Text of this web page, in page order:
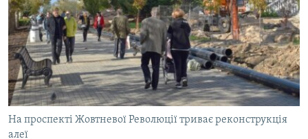
На проспекті Жовтневої Революції триває реконструкція
алеї